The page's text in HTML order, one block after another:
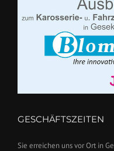
GESCHÄFTSZEITEN
Sie erreichen uns vor Ort in